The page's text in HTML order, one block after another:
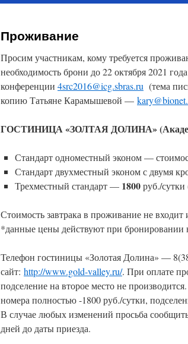
Проживание
Просим участникам, кому требуется
необходимость брони до 22 октября 2021
конференции 4src2016@icg.sbras.ru (тема
копию Татьяне Карамышевой —
ГОСТИНИЦА «ЗОЛТАЯ ДОЛИНА»
Стандарт одноместный эконом —
Стандарт двухместный эконом с двумя
Трехместный стандарт — 1800руб./сутки
Стоимость завтрака в проживание не входит
*данные цены действуют при бронировании
Телефон гостиницы «Золотая Долина» —
сайт: http://www.gold-valley.ru/. При оплате
подселение на второе место не
номера полностью -1800 руб./сутки,
В случае любых изменений просьба
дней до даты приезда.